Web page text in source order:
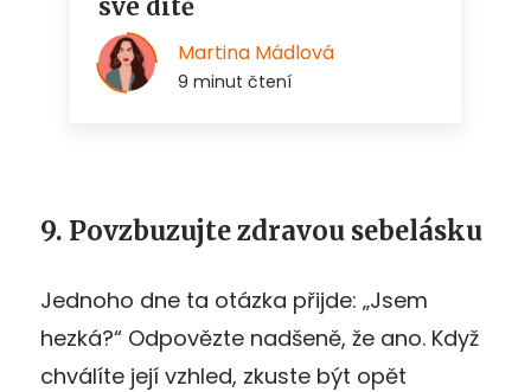
9. Povzbuzujte zdravou sebelásku
Jednoho dne ta otázka přijde: „Jsem
hezká?“ Odpovězte nadšeně, že ano. Když
chválíte její vzhled, zkuste být opět